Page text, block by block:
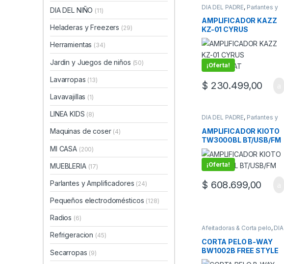
DIA DEL PADRE, Parlantes y
AMPLIFICADOR KAZZ
KZ-01 CYRUS
BT/AUX/BAT
¡Oferta!
$ 230.499,00
DIA DEL PADRE, Parlantes y
AMPLIFICADOR KIOTO
TW3000BL BT/USB/FM
¡Oferta!
$ 608.699,00
Afeitadoras & Corta pelo, DIA
CORTA PELO B-WAY
BW1002B FREE STYLE
21 PIEZAS
DIA DEL NIÑO (11)
Heladeras y Freezers (29)
Herramientas (34)
Jardin y Juegos de niños (50)
Lavarropas (13)
Lavavajillas (1)
LINEA KIDS (8)
Maquinas de coser (4)
MI CASA (200)
MUEBLERIA (17)
Parlantes y Amplificadores (24)
Pequeños electrodomésticos (128)
Radios (6)
Refrigeracion (45)
Secarropas (9)